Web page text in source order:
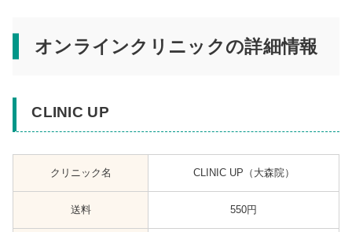
オンラインクリニックの詳細情報
CLINIC UP
クリニック名 CLINIC UP（大森院）
送料 550円